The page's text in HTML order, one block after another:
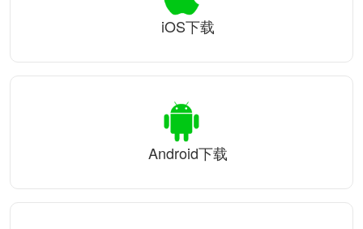
iOS下载
Android下载